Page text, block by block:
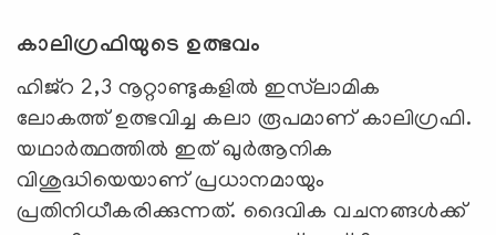
കാലിഗ്രഫിയുടെ ഉത്ഭവം
ഹിജ്റ 2,3 നൂറ്റാണ്ടുകളിൽ ഇസ്‍ലാമിക
ലോകത്ത് ഉത്ഭവിച്ച കലാ രൂപമാണ് കാലിഗ്രഫി.
യഥാർത്ഥത്തിൽ ഇത് ഖുർആനിക
വിശുദ്ധിയെയാണ് പ്രധാനമായും
പ്രതിനിധീകരിക്കുന്നത്. ദൈവിക വചനങ്ങൾക്ക്